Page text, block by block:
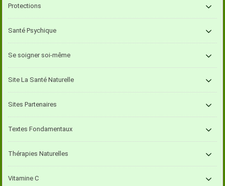
Protections
Santé Psychique
Se soigner soi-même
Site La Santé Naturelle
Sites Partenaires
Textes Fondamentaux
Thérapies Naturelles
Vitamine C